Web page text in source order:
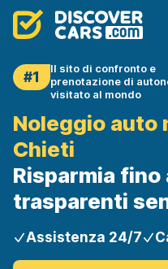
#1
Il sito di confronto e
prenotazione di
visitato al mondo
Noleggio auto
Chieti
Risparmia fino
trasparenti
Assistenza 24/7